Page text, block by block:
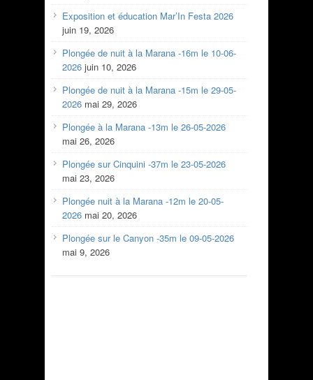
Exposition et éducation Mar’In Festa 2026
juin 19, 2026
Plongée de nuit à la Marana -16m le 10-06-
2026 juin 10, 2026
Plongée de nuit à la Marana -15m le 29-05-
2026 mai 29, 2026
Plongée à la Marana -13m le 26-05-2026
mai 26, 2026
Plongée sur Cinquini -37m le 23-05-2026
mai 23, 2026
Plongée nuit à la Marana -12m le 20-05-
2026 mai 20, 2026
Plongée sur le Canyon -35m le 09-05-2026
mai 9, 2026